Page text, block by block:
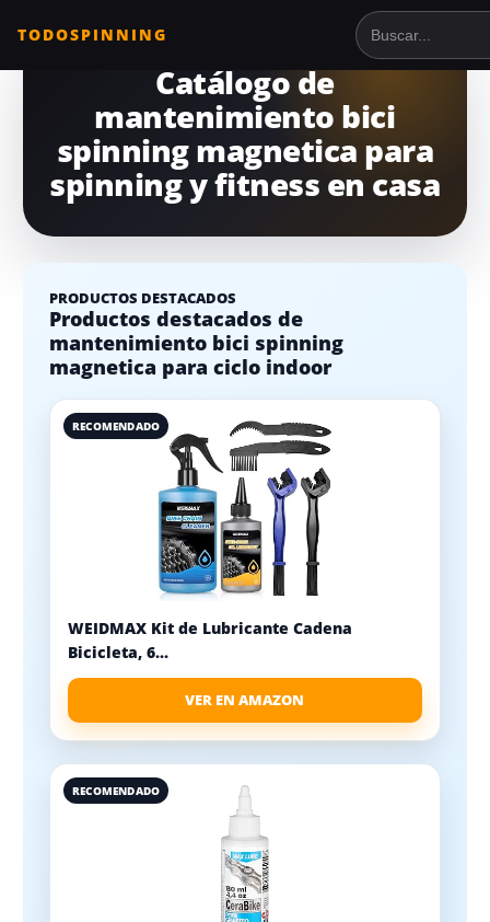
TODOSPINNING Buscar en
Catálogo de
mantenimiento bici
spinning magnetica para
spinning y fitness en casa
PRODUCTOS DESTACADOS
Productos destacados de
mantenimiento bici spinning
magnetica para ciclo indoor
RECOMENDADO
WEIDMAX Kit de Lubricante Cadena
Bicicleta, 6...
VER EN AMAZON
RECOMENDADO